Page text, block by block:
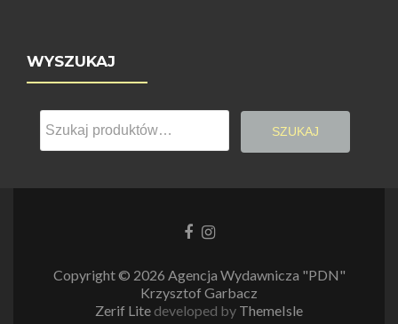
WYSZUKAJ
Szukaj:
SZUKAJ
LinkLink
Copyright © 2026 Agencja Wydawnicza "PDN"
Krzysztof Garbacz
Zerif Lite developed by ThemeIsle